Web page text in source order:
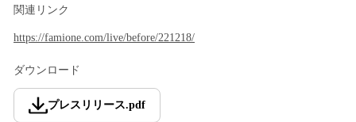
関連リンク
https://famione.com/live/before/221218/
ダウンロード
プレスリリース.pdf